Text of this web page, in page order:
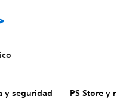
y seguridad PS Store y